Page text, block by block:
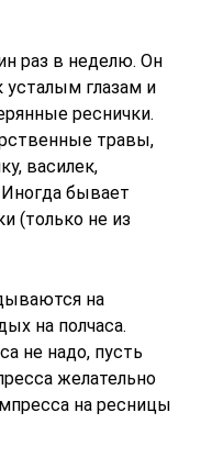
раз в неделю. Он
усталым глазам и
реснички.
травы,
василек,
Иногда бывает
(только не из
на
на полчаса.
не надо, пусть
желательно
на ресницы